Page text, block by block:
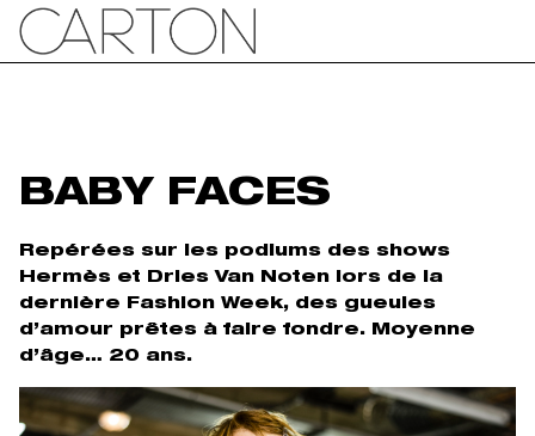
BABY FACES
Repérées sur les podiums des shows
Hermès et Dries Van Noten lors de la
dernière Fashion Week, des gueules
d’amour prêtes à faire fondre. Moyenne
d’âge… 20 ans.